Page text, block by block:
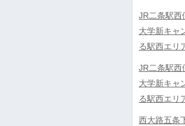
JR二条駅西
大学新キャ
る駅西エリ
JR二条駅西
大学新キャ
る駅西エリ
西大路五条